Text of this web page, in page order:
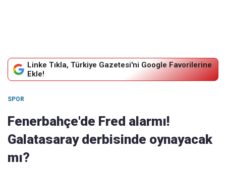
Linke Tıkla, Türkiye Gazetesi'ni Google Favorilerine
Ekle!
SPOR
Fenerbahçe'de Fred alarmı!
Galatasaray derbisinde oynayacak
mı?